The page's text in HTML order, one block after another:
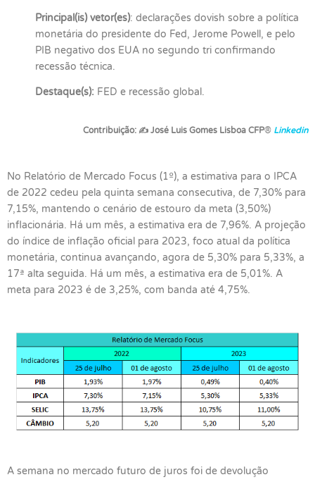
Principal(is) vetor(es): declarações dovish sobre a política
monetária do presidente do Fed, Jerome Powell, e pelo
PIB negativo dos EUA no segundo tri confirmando
recessão técnica.
Destaque(s): FED e recessão global.
Contribuição: ✍ José Luis Gomes Lisboa CFP® Linkedin
No Relatório de Mercado Focus (1º), a estimativa para o IPCA
de 2022 cedeu pela quinta semana consecutiva, de 7,30% para
7,15%, mantendo o cenário de estouro da meta (3,50%)
inflacionária. Há um mês, a estimativa era de 7,96%. A projeção
do índice de inflação oficial para 2023, foco atual da política
monetária, continua avançando, agora de 5,30% para 5,33%, a
17ª alta seguida. Há um mês, a estimativa era de 5,01%. A
meta para 2023 é de 3,25%, com banda até 4,75%.
A semana no mercado futuro de juros foi de devolução